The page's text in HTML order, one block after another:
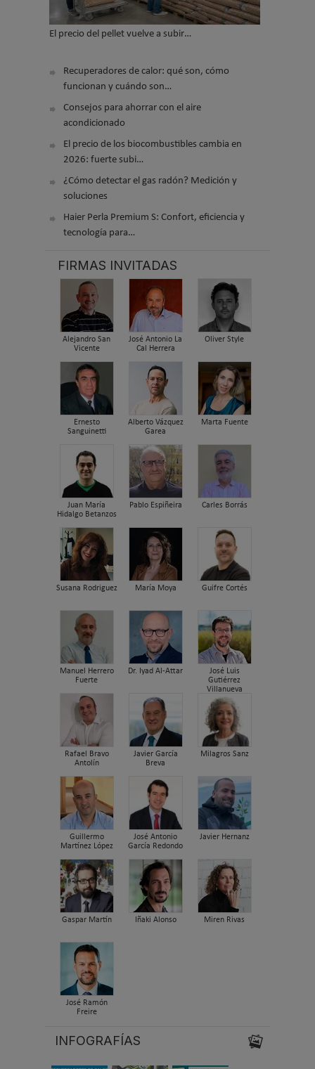
El precio del pellet vuelve a subir…
Recuperadores de calor: qué son, cómo
funcionan y cuándo son…
Consejos para ahorrar con el aire
acondicionado
El precio de los biocombustibles cambia en
2026: fuerte subi…
¿Cómo detectar el gas radón? Medición y
soluciones
Haier Perla Premium S: Confort, eficiencia y
tecnología para…
FIRMAS INVITADAS
Alejandro San
Vicente
José Antonio La
Cal Herrera
Oliver Style
Ernesto
Sanguinetti
Alberto Vázquez
Garea
Marta Fuente
Juan María
Hidalgo Betanzos
Pablo Espiñeira Carles Borrás
Susana Rodriguez María Moya Guifre Cortés
Manuel Herrero
Fuerte
Dr. Iyad Al-Attar
José Luis
Gutiérrez
Villanueva
Rafael Bravo
Antolín
Javier García
Breva
Milagros Sanz
Guillermo
Martínez López
José Antonio
García Redondo
Javier Hernanz
Gaspar Martín Iñaki Alonso Miren Rivas
José Ramón
Freire
INFOGRAFÍAS